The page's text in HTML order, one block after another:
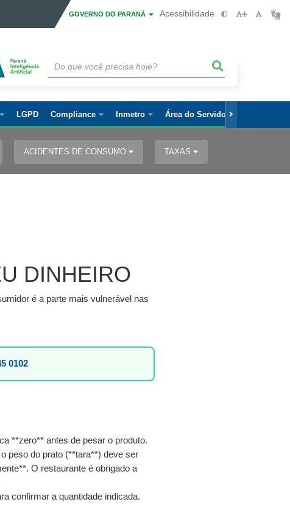
GOVERNO DO PARANÁ Acessibilidade
LGPD Compliance Inmetro Área do Servidor
ACIDENTES DE CONSUMO TAXAS
DINHEIRO
é a parte mais vulnerável nas
0102
**zero** antes de pesar o produto.
peso do prato (**tara**) deve ser
O restaurante é obrigado a
confirmar a quantidade indicada.